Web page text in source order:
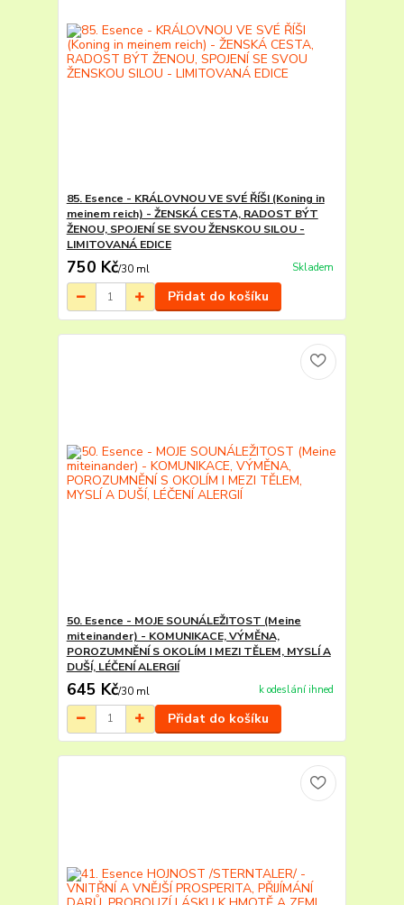
85. Esence - KRÁLOVNOU VE SVÉ ŘÍŠI (Koning in
meinem reich) - ŽENSKÁ CESTA, RADOST BÝT
ŽENOU, SPOJENÍ SE SVOU ŽENSKOU SILOU -
LIMITOVANÁ EDICE
750 Kč/30 ml Skladem
Přidat do košíku
50. Esence - MOJE SOUNÁLEŽITOST (Meine
miteinander) - KOMUNIKACE, VÝMĚNA,
POROZUMNĚNÍ S OKOLÍM I MEZI TĚLEM, MYSLÍ A
DUŠÍ, LÉČENÍ ALERGIÍ
645 Kč/30 ml k odeslání ihned
Přidat do košíku